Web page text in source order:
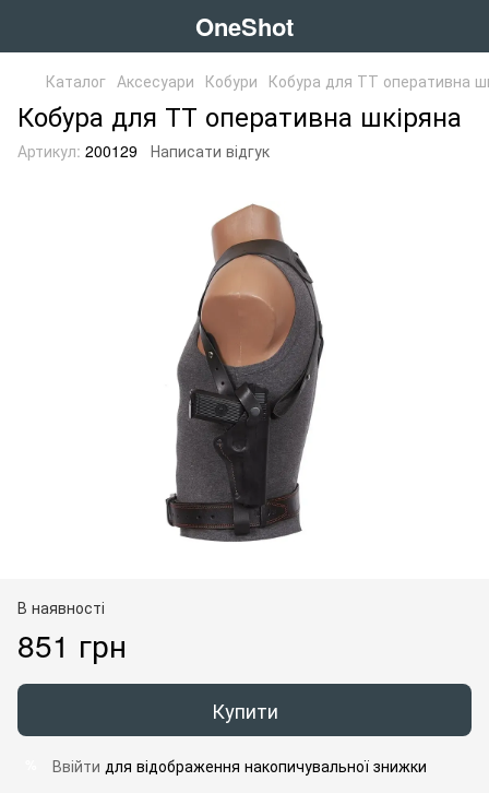
OneShot
Каталог Аксесуари Кобури Кобура для ТТ оперативна
Кобура для ТТ оперативна шкіряна
Артикул: 200129 Написати відгук
В наявності
851 грн
Купити
Ввійти для відображення накопичувальної знижки